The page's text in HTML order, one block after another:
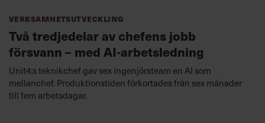
Verksamhetsutveckling
Två tredjedelar av chefens jobb
försvann – med AI-arbetsledning
Unit4:s teknikchef gav sex ingenjörsteam en AI som
mellanchef. Produktionstiden förkortades från sex månader
till fem arbetsdagar.